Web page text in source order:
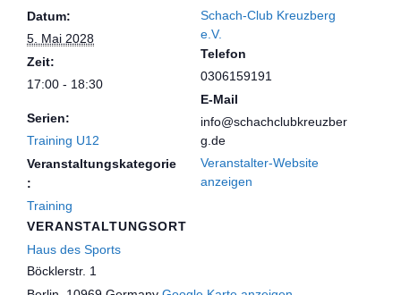
Datum:
5. Mai 2028
Zeit:
17:00 - 18:30
Serien:
Training U12
Veranstaltungskategorie
:
Training
VERANSTALTUNGSORT
Haus des Sports
Böcklerstr. 1
Schach-Club Kreuzberg
e.V.
Telefon
0306159191
E-Mail
info@schachclubkreuzber
g.de
Veranstalter-Website
anzeigen